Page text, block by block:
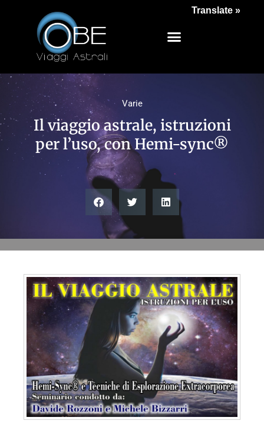
Varie
Il viaggio astrale, istruzioni
per l’uso, con Hemi-sync®
Translate »